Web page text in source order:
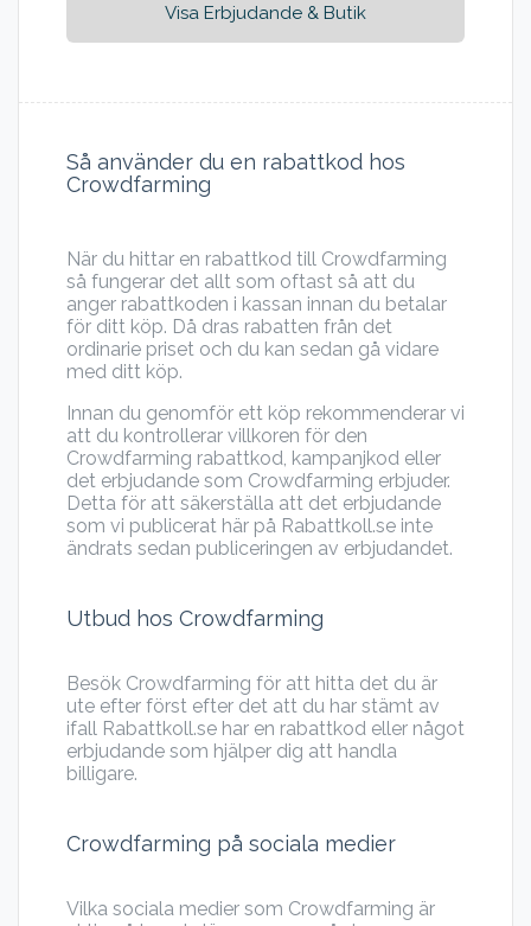
Visa Erbjudande & Butik
Så använder du en rabattkod hos
Crowdfarming
När du hittar en rabattkod till Crowdfarming
så fungerar det allt som oftast så att du
anger rabattkoden i kassan innan du betalar
för ditt köp. Då dras rabatten från det
ordinarie priset och du kan sedan gå vidare
med ditt köp.
Innan du genomför ett köp rekommenderar vi
att du kontrollerar villkoren för den
Crowdfarming rabattkod, kampanjkod eller
det erbjudande som Crowdfarming erbjuder.
Detta för att säkerställa att det erbjudande
som vi publicerat här på Rabattkoll.se inte
ändrats sedan publiceringen av erbjudandet.
Utbud hos Crowdfarming
Besök Crowdfarming för att hitta det du är
ute efter först efter det att du har stämt av
ifall Rabattkoll.se har en rabattkod eller något
erbjudande som hjälper dig att handla
billigare.
Crowdfarming på sociala medier
Vilka sociala medier som Crowdfarming är